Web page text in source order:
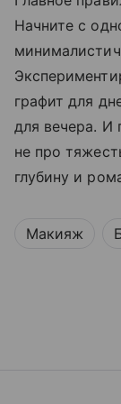
Начните с
графит для
для вечера.
не про
глубину и
Макияж